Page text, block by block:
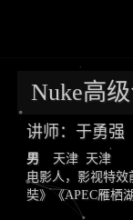
Nuke高
讲师：于勇强
男
天津 天津
电影人，影视特效
奘》《APEC雁栖